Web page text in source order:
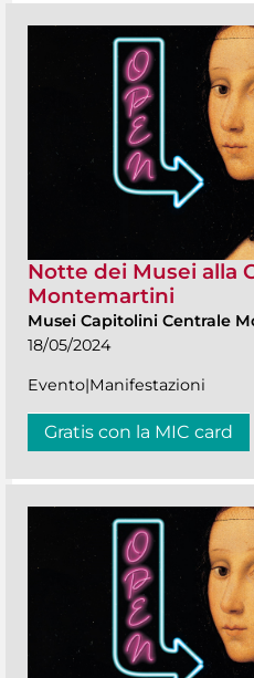
Notte dei Musei alla
Montemartini
Musei Capitolini Centrale
18/05/2024
Evento|Manifestazioni
Gratis con la MIC card